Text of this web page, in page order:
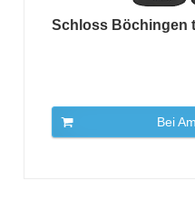
Schloss Böchingen
Bei